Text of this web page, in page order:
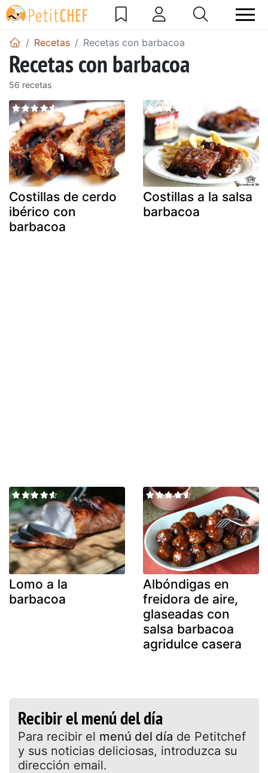
Recetas Recetas con barbacoa
Recetas con barbacoa
56 recetas
Costillas de cerdo
ibérico con
barbacoa
Costillas a la salsa
barbacoa
Lomo a la
barbacoa
Albóndigas en
freidora de aire,
glaseadas con
salsa barbacoa
agridulce casera
Recibir el menú del día
Para recibir el menú del día de Petitchef
y sus noticias deliciosas, introduzca su
dirección email.